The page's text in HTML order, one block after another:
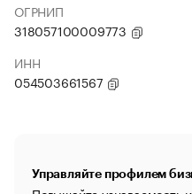
ОГРНИП
318057100009773
ИНН
054503661567
Управляйте профилем